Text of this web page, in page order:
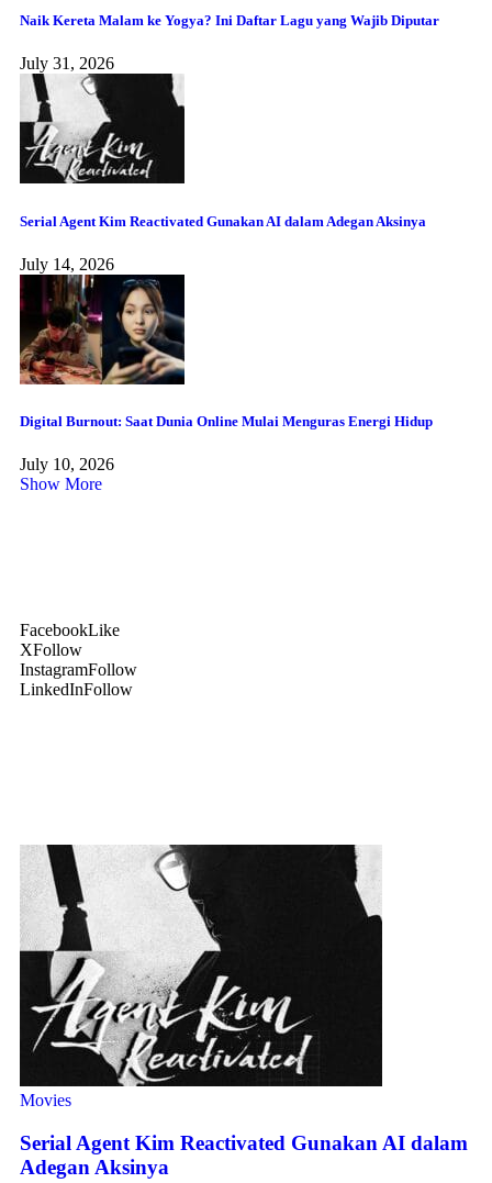
Naik Kereta Malam ke Yogya? Ini Daftar Lagu yang Wajib Diputar
July 31, 2026
Serial Agent Kim Reactivated Gunakan AI dalam Adegan Aksinya
July 14, 2026
Digital Burnout: Saat Dunia Online Mulai Menguras Energi Hidup
July 10, 2026
Show More
FacebookLike
XFollow
InstagramFollow
LinkedInFollow
Movies
Serial Agent Kim Reactivated Gunakan AI dalam
Adegan Aksinya